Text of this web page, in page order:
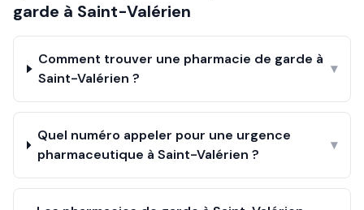
garde à Saint-Valérien
Comment trouver une pharmacie de garde à
Saint-Valérien ?
▾
Quel numéro appeler pour une urgence
pharmaceutique à Saint-Valérien ?
▾